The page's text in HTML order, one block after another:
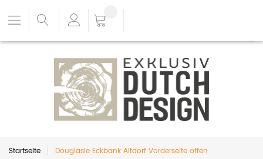
Startseite Douglasie Eckbank Altdorf Vorderseite offen